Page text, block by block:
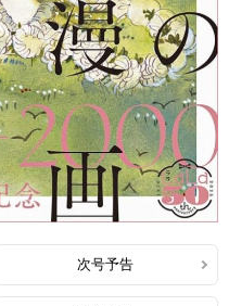
次号予告